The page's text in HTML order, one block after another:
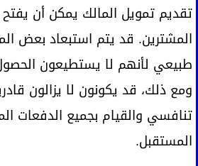
تقديم تمويل المالك يمكن أن
المشترين. قد يتم استبعاد بعض
طبيعي لأنهم لا يستطيعون
ومع ذلك، قد يكونون لا يزالون
تنافسي والقيام بجميع الدفعات
المستقبل.